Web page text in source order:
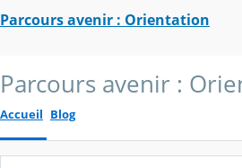
Parcours avenir : Orientation
Parcours avenir :
Accueil Blog